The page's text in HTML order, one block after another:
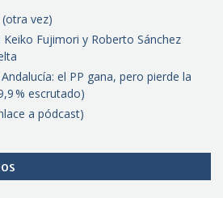
vez)
Fujimori y Roberto Sánchez
el PP gana, pero pierde la
% escrutado)
a pódcast)